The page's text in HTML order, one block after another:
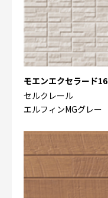
モエンエクセラード16
セルクレール
エルフィンMGグレー